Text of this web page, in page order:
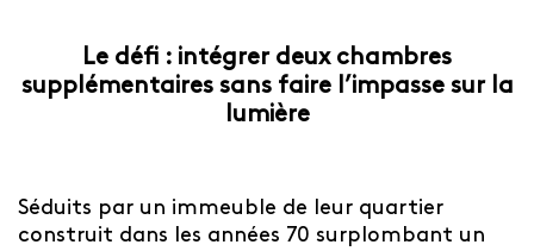
Le défi : intégrer deux chambres
supplémentaires sans faire l’impasse sur la
lumière
Séduits par un immeuble de leur quartier
construit dans les années 70 surplombant un